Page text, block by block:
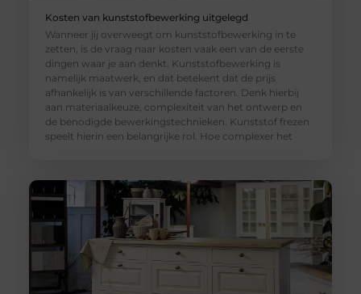
Kosten van kunststofbewerking uitgelegd
Wanneer jij overweegt om kunststofbewerking in te
zetten, is de vraag naar kosten vaak een van de eerste
dingen waar je aan denkt. Kunststofbewerking is
namelijk maatwerk, en dat betekent dat de prijs
afhankelijk is van verschillende factoren. Denk hierbij
aan materiaalkeuze, complexiteit van het ontwerp en
de benodigde bewerkingstechnieken. Kunststof frezen
speelt hierin een belangrijke rol. Hoe complexer het